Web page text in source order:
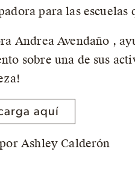
para las
Andrea Avendaño ,
sobre una de sus
aquí
Ashley Calderón